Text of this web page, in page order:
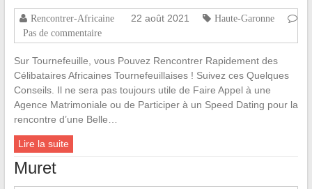
Rencontrer-Africaine 22 août 2021
Haute-Garonne
Pas de commentaire
Sur Tournefeuille, vous Pouvez Rencontrer Rapidement des
Célibataires Africaines Tournefeuillaises ! Suivez ces Quelques
Conseils. Il ne sera pas toujours utile de Faire Appel à une
Agence Matrimoniale ou de Participer à un Speed Dating pour la
rencontre d’une Belle…
Lire la suite
Muret